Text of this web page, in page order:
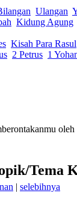
Ulangan
Kidung Agung
Kisah Para Rasul
2 Petrus 1
oleh
Tema
| selebihnya